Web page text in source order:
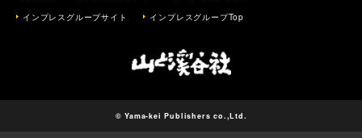
インプレスグループサイト インプレスグループTop
© Yama-kei Publishers co.,Ltd.